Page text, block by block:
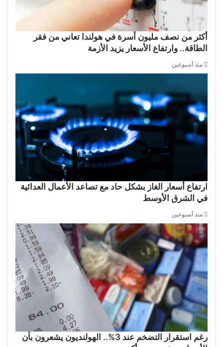
أكثر من نصف مليون أسرة في هولندا تعاني من فقر
الطاقة.. وارتفاع الأسعار يزيد الأزمة
منذ أسبوعين
ارتفاع أسعار الغاز بشكل حاد مع تصاعد الأعمال العدائية
في الشرق الأوسط
منذ أسبوعين
رغم استقرار التضخم عند 3%.. الهولنديون يشعرون بأن